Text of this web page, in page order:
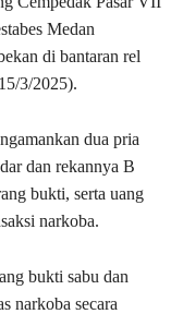
Medan
di bantaran rel
3/2025).
dua pria
dan rekannya B
bukti, serta uang
narkoba.
bukti sabu dan
narkoba secara